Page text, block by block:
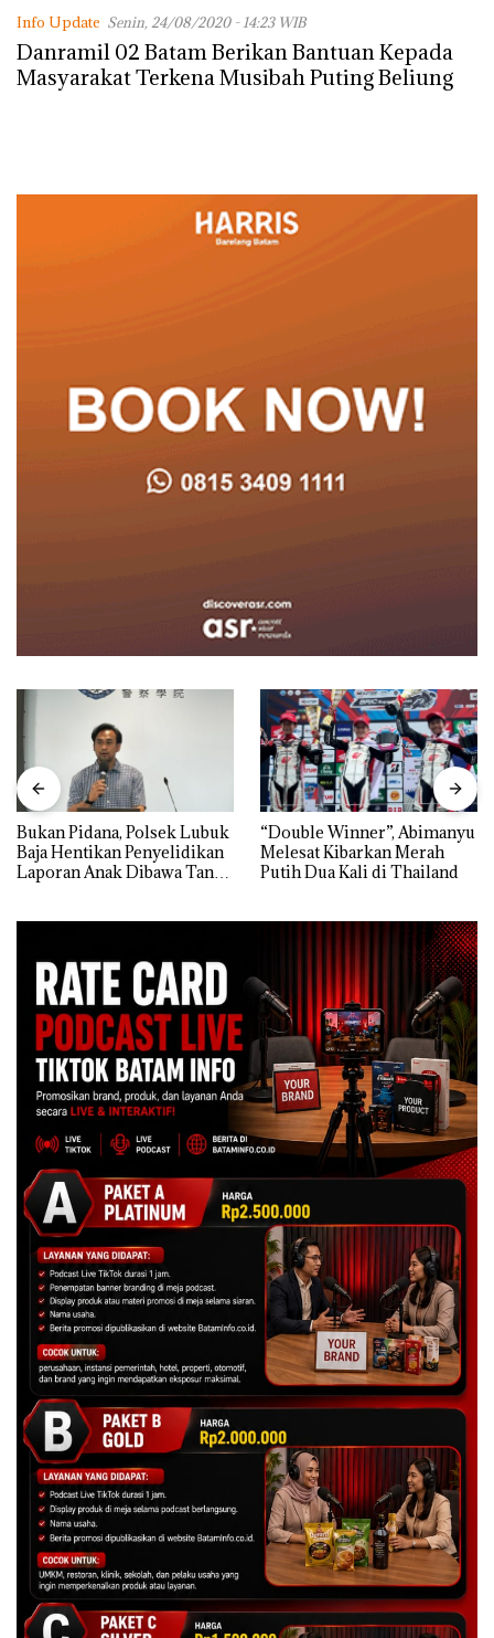
Info Update Senin, 24/08/2020 - 14:23 WIB
Danramil 02 Batam Berikan Bantuan Kepada
Masyarakat Terkena Musibah Puting Beliung
Bukan Pidana, Polsek Lubuk
Baja Hentikan Penyelidikan
Laporan Anak Dibawa Tanpa
“Double Winner”, Abimanyu
Melesat Kibarkan Merah
Putih Dua Kali di Thailand